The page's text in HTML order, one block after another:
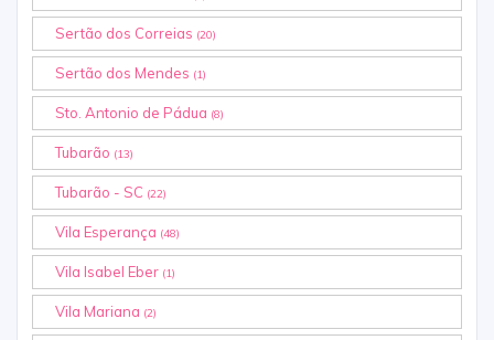
Sertão dos Correias (20)
Sertão dos Mendes (1)
Sto. Antonio de Pádua (8)
Tubarão (13)
Tubarão - SC (22)
Vila Esperança (48)
Vila Isabel Eber (1)
Vila Mariana (2)